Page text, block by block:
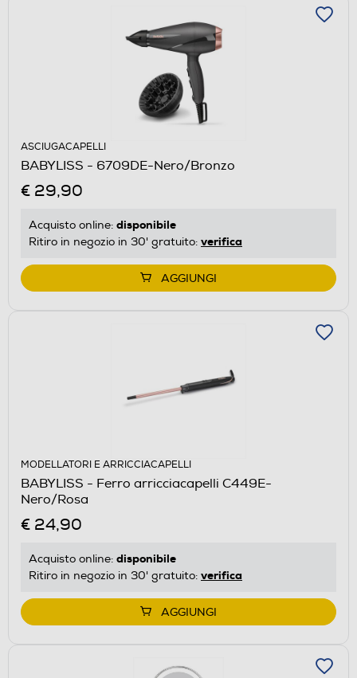
ASCIUGACAPELLI
BABYLISS - 6709DE-Nero/Bronzo
€ 29,90
Acquisto online: disponibile
Ritiro in negozio in 30' gratuito: verifica
AGGIUNGI
MODELLATORI E ARRICCIACAPELLI
BABYLISS - Ferro arricciacapelli C449E-
Nero/Rosa
€ 24,90
Acquisto online: disponibile
Ritiro in negozio in 30' gratuito: verifica
AGGIUNGI